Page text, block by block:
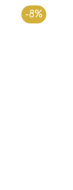
-8%